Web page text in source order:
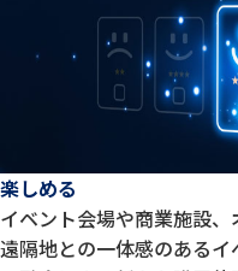
楽しめる
イベント会場や商業施設
遠隔地との一体感のある